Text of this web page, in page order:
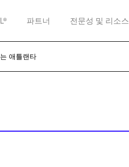
파트너 전문성 및 리소스
애틀랜타